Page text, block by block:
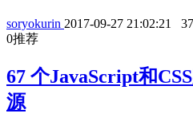
soryokurin 2017-09-27 21:02:21
0推荐
67 个JavaScript和
源